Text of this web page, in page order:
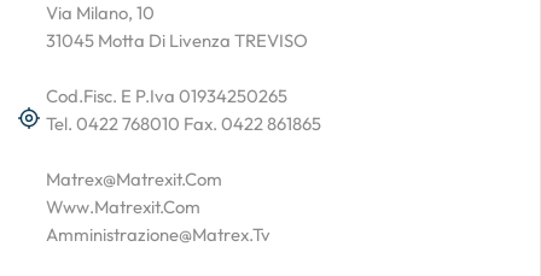
Via Milano, 10
31045 Motta Di Livenza TREVISO
Cod.Fisc. E P.Iva 01934250265
Tel. 0422 768010 Fax. 0422 861865
Matrex@matrexit.com
Www.matrexit.com
Amministrazione@matrex.tv